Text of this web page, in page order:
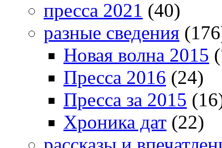
пресса 2021 (40)
разные сведения
Новая волна 2015
Пресса 2016 (24)
Пресса за 2015
Хроника дат (22)